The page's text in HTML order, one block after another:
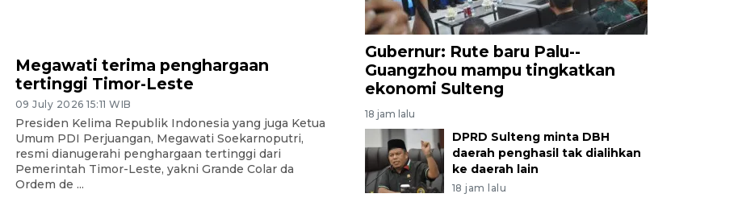
Megawati terima penghargaan
tertinggi Timor-Leste
09 July 2026 15:11 WIB
Presiden Kelima Republik Indonesia yang juga Ketua
Umum PDI Perjuangan, Megawati Soekarnoputri,
resmi dianugerahi penghargaan tertinggi dari
Pemerintah Timor-Leste, yakni Grande Colar da
Ordem de ...
Gubernur: Rute baru Palu--
Guangzhou mampu tingkatkan
ekonomi Sulteng
18 jam lalu
DPRD Sulteng minta DBH
daerah penghasil tak dialihkan
ke daerah lain
18 jam lalu